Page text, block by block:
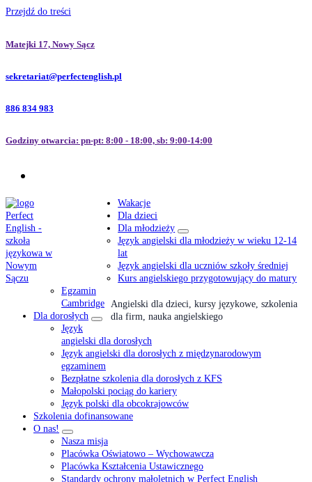
Przejdź do treści
Matejki 17, Nowy Sącz
sekretariat@perfectenglish.pl
886 834 983
Godziny otwarcia: pn-pt: 8:00 - 18:00, sb: 9:00-14:00
Angielski dla dzieci, kursy językowe, szkolenia
dla firm, nauka angielskiego
Wakacje
Dla dzieci
Dla młodzieży
Język angielski dla młodzieży w wieku 12-14
lat
Język angielski dla uczniów szkoły średniej
Kurs angielskiego przygotowujący do matury
Egzamin
Cambridge
Dla dorosłych
Język
angielski dla dorosłych
Język angielski dla dorosłych z międzynarodowym
egzaminem
Bezpłatne szkolenia dla dorosłych z KFS
Małopolski pociąg do kariery
Język polski dla obcokrajowców
Szkolenia dofinansowane
O nas!
Nasza misja
Placówka Oświatowo – Wychowawcza
Placówka Kształcenia Ustawicznego
Standardy ochrony małoletnich w Perfect English